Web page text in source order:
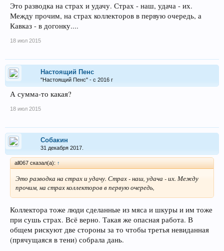
Это разводка на страх и удачу. Страх - наш, удача - их.
Между прочим, на страх коллекторов в первую очередь, а
Кавказ - в догонку....
18 июл 2015
Настоящий Пенс
"Настоящий Пенс" - с 2016 г
А сумма-то какая?
18 июл 2015
Собакин
31 декабря 2017.
all067 сказал(а): ↑
Это разводка на страх и удачу. Страх - наш, удача - их. Между
прочим, на страх коллекторов в первую очередь,
Коллектора тоже люди сделанные из мяса и шкуры и им тоже
при сушь страх. Всё верно. Такая же опасная работа. В
общем рискуют две стороны за то чтобы третья невиданная
(прячущаяся в тени) собрала дань.